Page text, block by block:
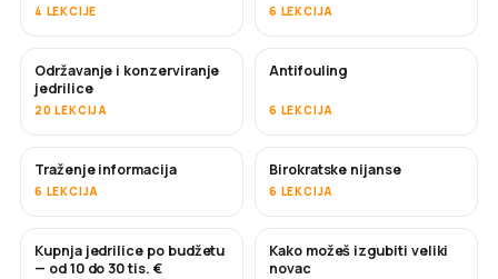
4 LEKCIJE 6 LEKCIJA
Održavanje i konzerviranje
jedrilice
20 LEKCIJA
USKORO
Antifouling
6 LEKCIJA
Traženje informacija
6 LEKCIJA
Birokratske nijanse
6 LEKCIJA
USKORO
Kupnja jedrilice po budžetu
— od 10 do 30 tis. €
USKORO
Kako možeš izgubiti veliki
novac